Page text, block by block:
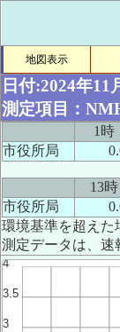
地図表示
日付:2024年11
測定項目：
1時
市役所局
13時
市役所局
環境基準を超えた
測定データは、速